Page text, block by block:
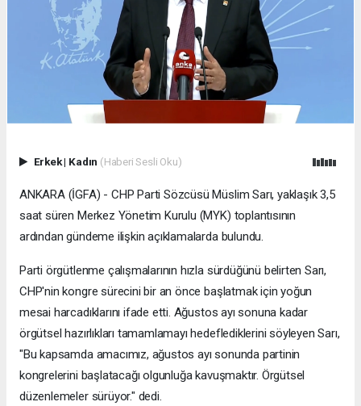
Erkek| Kadın (Haberi Sesli Oku)
ANKARA (İGFA) - CHP Parti Sözcüsü Müslim Sarı, yaklaşık 3,5
saat süren Merkez Yönetim Kurulu (MYK) toplantısının
ardından gündeme ilişkin açıklamalarda bulundu.
Parti örgütlenme çalışmalarının hızla sürdüğünü belirten Sarı,
CHP'nin kongre sürecini bir an önce başlatmak için yoğun
mesai harcadıklarını ifade etti. Ağustos ayı sonuna kadar
örgütsel hazırlıkları tamamlamayı hedeflediklerini söyleyen Sarı,
"Bu kapsamda amacımız, ağustos ayı sonunda partinin
kongrelerini başlatacağı olgunluğa kavuşmaktır. Örgütsel
düzenlemeler sürüyor." dedi.